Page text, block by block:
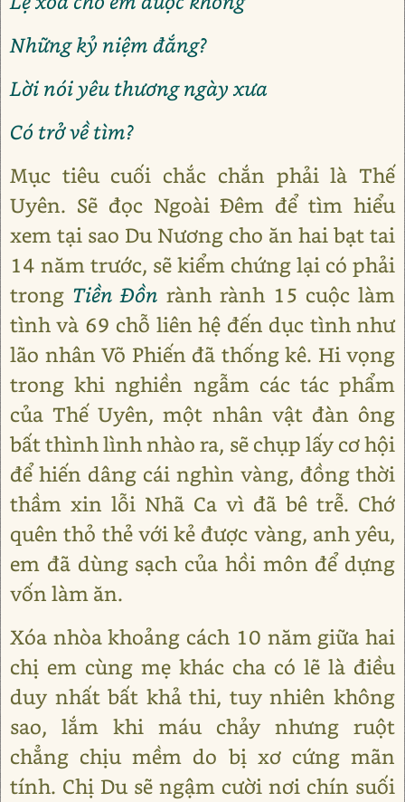
Những kỷ niệm đắng?
Lời nói yêu thương ngày xưa
Có trở về tìm?
Mục tiêu cuối chắc chắn phải là Thế
Uyên. Sẽ đọc Ngoài Đêm để tìm hiểu
xem tại sao Du Nương cho ăn hai bạt tai
14 năm trước, sẽ kiểm chứng lại có phải
trong Tiền Đồn rành rành 15 cuộc làm
tình và 69 chỗ liên hệ đến dục tình như
lão nhân Võ Phiến đã thống kê. Hi vọng
trong khi nghiền ngẫm các tác phẩm
của Thế Uyên, một nhân vật đàn ông
bất thình lình nhào ra, sẽ chụp lấy cơ hội
để hiến dâng cái nghìn vàng, đồng thời
thầm xin lỗi Nhã Ca vì đã bê trễ. Chớ
quên thỏ thẻ với kẻ được vàng, anh yêu,
em đã dùng sạch của hồi môn để dựng
vốn làm ăn.
Xóa nhòa khoảng cách 10 năm giữa hai
chị em cùng mẹ khác cha có lẽ là điều
duy nhất bất khả thi, tuy nhiên không
sao, lắm khi máu chảy nhưng ruột
chẳng chịu mềm do bị xơ cứng mãn
tính. Chị Du sẽ ngậm cười nơi chín suối